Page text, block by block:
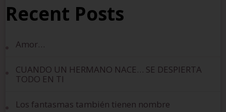
Recent Posts
Amor…
CUANDO UN HERMANO NACE… SE DESPIERTA
TODO EN TI
Los fantasmas también tienen nombre